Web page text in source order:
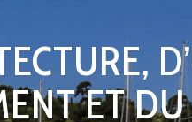
ET DU